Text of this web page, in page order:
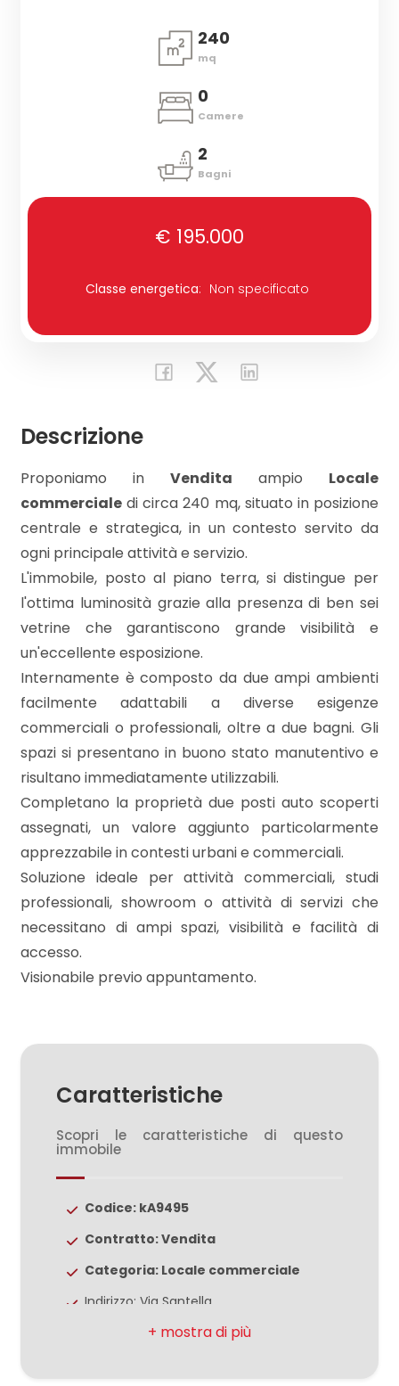
240
mq
0
Camere
2
Bagni
€ 195.000
Classe energetica: Non specificato
Descrizione
Proponiamo in Vendita ampio Locale
commerciale di circa 240 mq, situato in posizione
centrale e strategica, in un contesto servito da
ogni principale attività e servizio.
L'immobile, posto al piano terra, si distingue per
l'ottima luminosità grazie alla presenza di ben sei
vetrine che garantiscono grande visibilità e
un'eccellente esposizione.
Internamente è composto da due ampi ambienti
facilmente adattabili a diverse esigenze
commerciali o professionali, oltre a due bagni. Gli
spazi si presentano in buono stato manutentivo e
risultano immediatamente utilizzabili.
Completano la proprietà due posti auto scoperti
assegnati, un valore aggiunto particolarmente
apprezzabile in contesti urbani e commerciali.
Soluzione ideale per attività commerciali, studi
professionali, showroom o attività di servizi che
necessitano di ampi spazi, visibilità e facilità di
accesso.
Visionabile previo appuntamento.
Caratteristiche
Scopri le caratteristiche di questo
immobile
Codice: kA9495
Contratto: Vendita
Categoria: Locale commerciale
Indirizzo: Via Santella
Comune: Santa Maria Capua Vetere
Industriali
Terreni
Totale
mq
Locali
minimi
Qualsiasi
1
2
4
5+
Bagni
minimi
Qualsiasi